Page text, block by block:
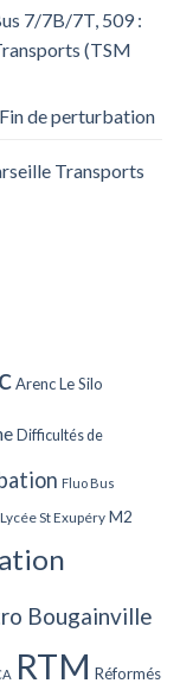
7/7B/7T, 509 :
(TSM
de perturbation
Transports
Arenc Le Silo
Difficultés de
Fluo Bus
Lycée St Exupéry M2
Bougainville
RTM Réformés